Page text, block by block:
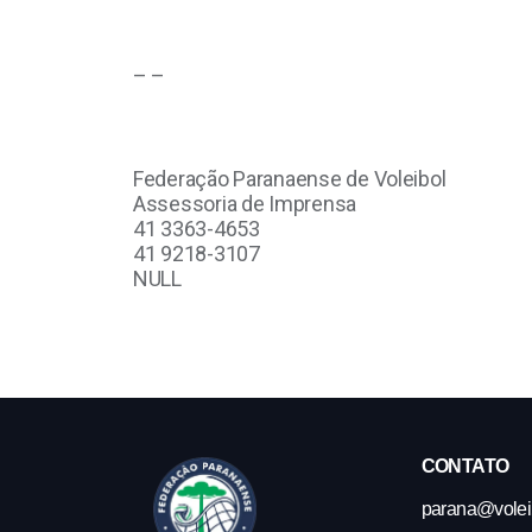
– –
Federação Paranaense de Voleibol
Assessoria de Imprensa
41 3363-4653
41 9218-3107
NULL
CONTATO